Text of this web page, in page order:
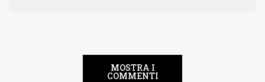
MOSTRA I
COMMENTI